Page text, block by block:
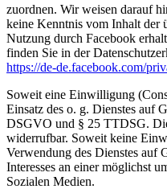
zuordnen. Wir weisen darauf
keine Kenntnis vom Inhalt der
Nutzung durch Facebook
finden Sie in der
https://de-de.facebook.com/
Soweit eine Einwilligung
Einsatz des o. g. Dienstes auf
DSGVO und § 25 TTDSG.
widerrufbar. Soweit keine
Verwendung des Dienstes auf
Interesses an einer möglichst
Sozialen Medien.